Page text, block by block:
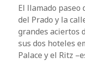
El llamado paseo
del Prado y la
grandes aciertos
sus dos hoteles
Palace y el Ritz